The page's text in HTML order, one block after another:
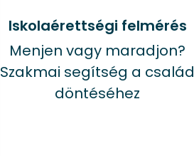
Iskolaérettségi felmérés
Menjen vagy maradjon?
Szakmai segítség a család
döntéséhez